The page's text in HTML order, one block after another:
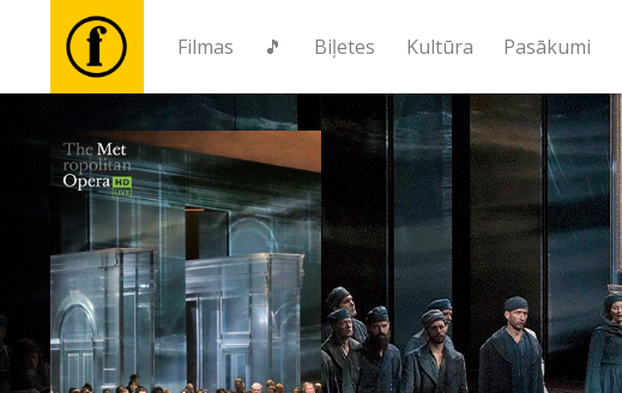
Filmas 🎵 Biļetes Kultūra Pasākumi
Filmas
🎵
Biļetes
Kultūra